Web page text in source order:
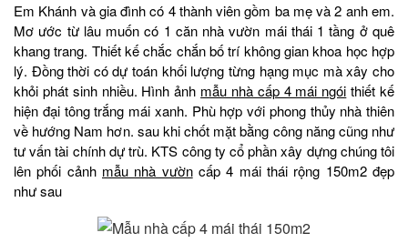
Em Khánh và gia đình có 4 thành viên gồm ba mẹ và 2 anh em.
Mơ ước từ lâu muốn có 1 căn nhà vườn mái thái 1 tầng ở quê
khang trang. Thiết kế chắc chắn bố trí không gian khoa học hợp
lý. Đồng thời có dự toán khối lượng từng hạng mục mà xây cho
khỏi phát sinh nhiều. Hình ảnh mẫu nhà cấp 4 mái ngói thiết kế
hiện đại tông trắng mái xanh. Phù hợp với phong thủy nhà thiên
về hướng Nam hơn. sau khi chốt mặt bằng công năng cũng như
tư vấn tài chính dự trù. KTS công ty cổ phần xây dựng chúng tôi
lên phối cảnh mẫu nhà vườncấp 4 mái thái rộng 150m2 đẹp
như sau